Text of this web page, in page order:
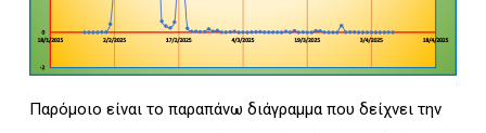
Παρόμοιο είναι το παραπάνω διάγραμμα που δείχνει την